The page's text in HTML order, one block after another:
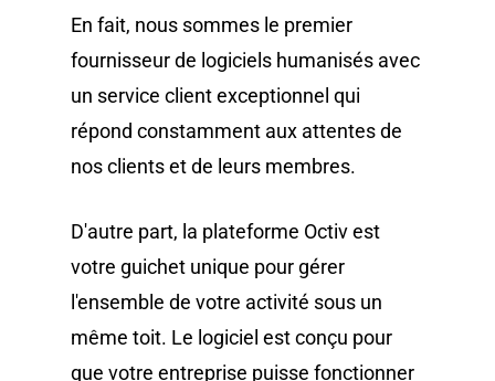
En fait, nous sommes le premier
fournisseur de logiciels humanisés avec
un service client exceptionnel qui
répond constamment aux attentes de
nos clients et de leurs membres.
D'autre part, la plateforme Octiv est
votre guichet unique pour gérer
l'ensemble de votre activité sous un
même toit. Le logiciel est conçu pour
que votre entreprise puisse fonctionner